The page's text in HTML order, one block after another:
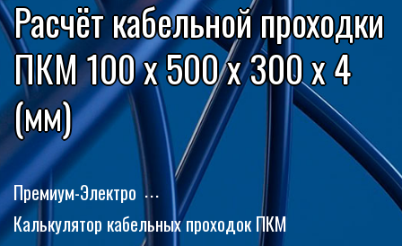
Расчёт кабельной проходки
ПКМ 100 x 500 x 300 x 4
(мм)
Премиум-Электро
Калькулятор кабельных проходок ПКМ